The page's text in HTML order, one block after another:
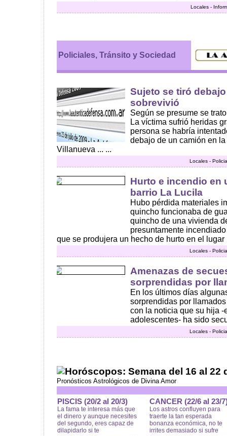
Locales -
Policiales, Tránsito y Sociedad
Sujeto se tiró
sobrevivió
Según se presume se
La víctima sufrió heridas
persona se habría
debajo de un camión en
Villanueva ... ...
Locales -
Hurto e incendio en
barrio La Lucila
Hubo pérdida materiales
quincho funcionaba de
quincho de una vivienda
presuntamente
que se produjera un hecho de hurto en el lugar
Locales -
Amenazas de
sorprendidas por
En los últimos días
sorprendidas por
con la noticia que su hija -
adolescentes- ha sido
Locales -
Horóscopos: Semana del 16 al 22
Pronósticos Astrológicos de Divina Amor
PISCIS (20/2 al 20/3)
La fama te interesa más que
el dinero y aunque necesites
del segundo, eres capaz de
dilapidarlo si te
CANCER (22/6 al 23/
Los astros confluyen para
traerte la tan esperada
bonanza económica, no te
irrites demasiado si sufre